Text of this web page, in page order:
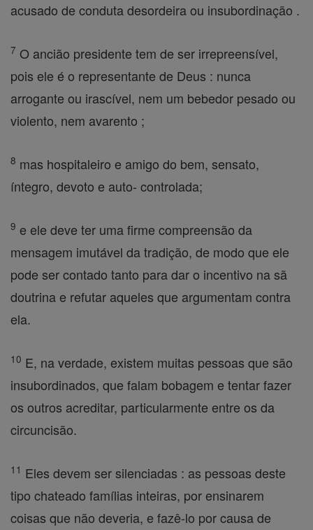
acusado de conduta desordeira ou insubordinação .
7 O ancião presidente tem de ser irrepreensível,
pois ele é o representante de Deus : nunca
arrogante ou irascível, nem um bebedor pesado ou
violento, nem avarento ;
8 mas hospitaleiro e amigo do bem, sensato,
íntegro, devoto e auto- controlada;
9 e ele deve ter uma firme compreensão da
mensagem imutável da tradição, de modo que ele
pode ser contado tanto para dar o incentivo na sã
doutrina e refutar aqueles que argumentam contra
ela.
10 E, na verdade, existem muitas pessoas que são
insubordinados, que falam bobagem e tentar fazer
os outros acreditar, particularmente entre os da
circuncisão.
11 Eles devem ser silenciadas : as pessoas deste
tipo chateado famílias inteiras, por ensinarem
coisas que não deveria, e fazê-lo por causa de